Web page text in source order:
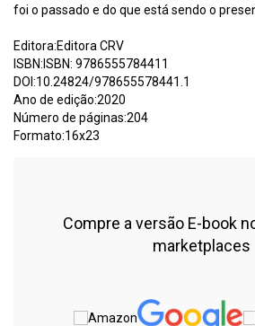
foi o passado e do que está sendo o
Editora:Editora CRV
ISBN:ISBN: 9786555784411
DOI:10.24824/978655578441.1
Ano de edição:2020
Número de páginas:204
Formato:16x23
Compre a versão E-book
marketplaces